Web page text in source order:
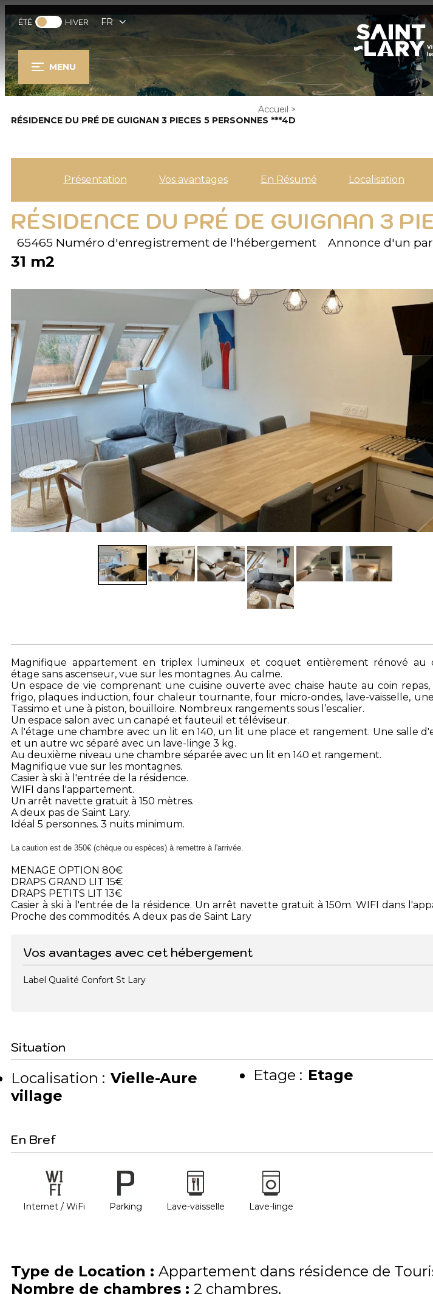
ÉTÉ HIVER FR
MENU
Accueil >
RÉSIDENCE DU PRÉ DE GUIGNAN 3 PIECES 5 PERSONNES ***4D
Présentation Vos avantages En Résumé Localisation
RÉSIDENCE DU PRÉ DE GUIGNAN 3
65465 Numéro d'enregistrement de l'hébergement Annonce d'un
31 m2
Magnifique appartement en triplex lumineux et coquet entièrement rénové au
étage sans ascenseur, vue sur les montagnes. Au calme.
Un espace de vie comprenant une cuisine ouverte avec chaise haute au coin
frigo, plaques induction, four chaleur tournante, four micro-ondes, lave-vaisselle,
Tassimo et une à piston, bouilloire. Nombreux rangements sous l’escalier.
Un espace salon avec un canapé et fauteuil et téléviseur.
A l'étage une chambre avec un lit en 140, un lit une place et rangement. Une salle
et un autre wc séparé avec un lave-linge 3 kg.
Au deuxième niveau une chambre séparée avec un lit en 140 et rangement.
Magnifique vue sur les montagnes.
Casier à ski à l'entrée de la résidence.
WIFI dans l'appartement.
Un arrêt navette gratuit à 150 mètres.
A deux pas de Saint Lary.
Idéal 5 personnes. 3 nuits minimum.
La caution est de 350€ (chèque ou espèces) à remettre à l'arrivée.
MENAGE OPTION 80€
DRAPS GRAND LIT 15€
DRAPS PETITS LIT 13€
Casier à ski à l'entrée de la résidence. Un arrêt navette gratuit à 150m. WIFI dans
Proche des commodités. A deux pas de Saint Lary
Vos avantages avec cet hébergement
Label Qualité Confort St Lary
Situation
Localisation : Vielle-Aure
village
Etage : Etage
En Bref
Internet / WiFi Parking Lave-vaisselle Lave-linge
Type de Location : Appartement dans résidence de
Nombre de chambres : 2 chambres